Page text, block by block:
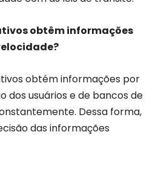
obtêm informações
obtém informações por
dos usuários e de bancos de
Dessa forma,
das informações